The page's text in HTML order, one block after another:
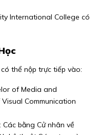
International College có
thể nộp trực tiếp vào:
of Media and
Communication
bằng Cử nhân về